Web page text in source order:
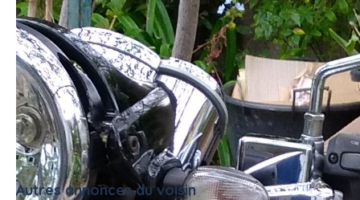
Autres annonces du voisin Tout voir